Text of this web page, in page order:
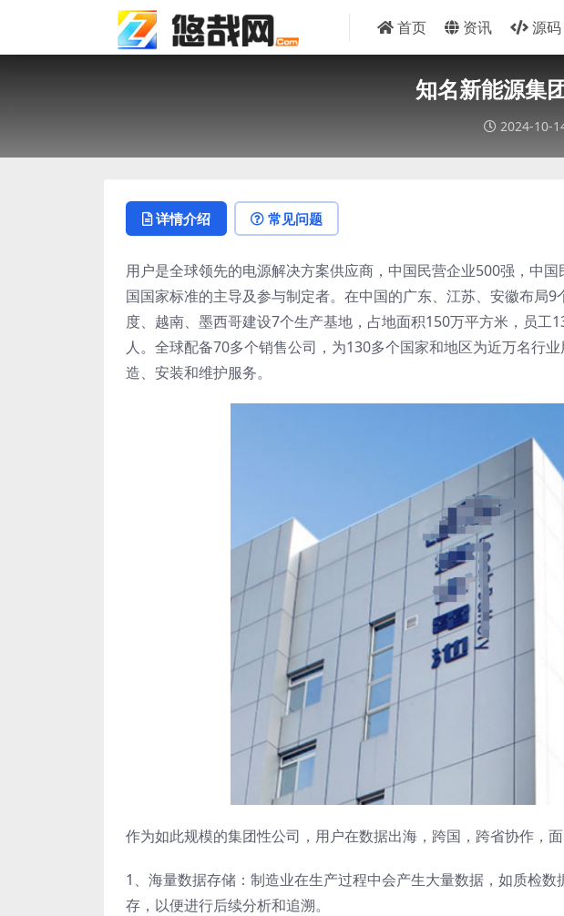
首页 资讯 源码
知名新能源集
2024-10-
详情介绍 常见问题
用户是全球领先的电源解决方案供应商，中国民营企业500强，中
国国家标准的主导及参与制定者。在中国的广东、江苏、安徽布局
度、越南、墨西哥建设7个生产基地，占地面积150万平方米，员工
人。全球配备70多个销售公司，为130多个国家和地区为近万名行
造、安装和维护服务。
作为如此规模的集团性公司，用户在数据出海，跨国，跨省协作，面
1、海量数据存储：制造业在生产过程中会产生大量数据，如质检
存，以便进行后续分析和追溯。